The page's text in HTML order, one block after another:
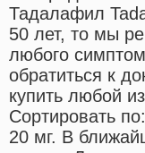
Тадалафил
50 лет, то мы
любого
обратиться к
купить любой
Сортировать
20 мг. В